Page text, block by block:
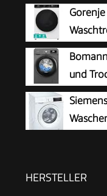
trocknen, 54
Inverter
Wash&Dry 60',
und
| Invertermotor |
mit Trockner
HERSTELLER